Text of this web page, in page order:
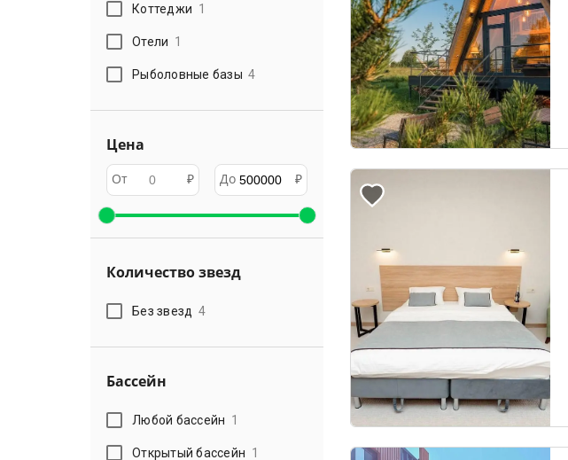
Коттеджи 1
Отели 1
Рыболовные базы 4
Цена
От ₽ До ₽
Количество звезд
Без звезд 4
Бассейн
Любой бассейн 1
Открытый бассейн 1